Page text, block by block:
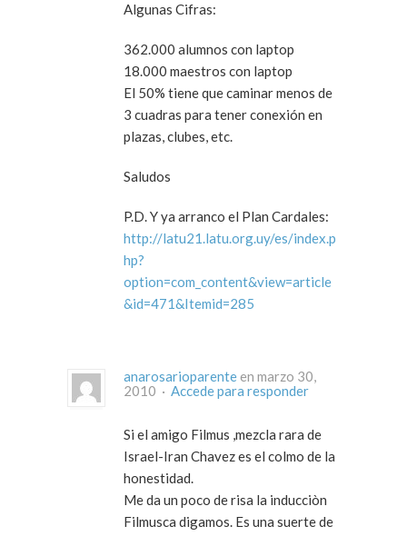
Algunas Cifras:
362.000 alumnos con laptop
18.000 maestros con laptop
El 50% tiene que caminar menos de
3 cuadras para tener conexión en
plazas, clubes, etc.
Saludos
P.D. Y ya arranco el Plan Cardales:
http://latu21.latu.org.uy/es/index.p
hp?
option=com_content&view=article
&id=471&Itemid=285
anarosarioparente en marzo 30,
2010 · Accede para responder
Si el amigo Filmus ,mezcla rara de
Israel-Iran Chavez es el colmo de la
honestidad.
Me da un poco de risa la inducciòn
Filmusca digamos. Es una suerte de